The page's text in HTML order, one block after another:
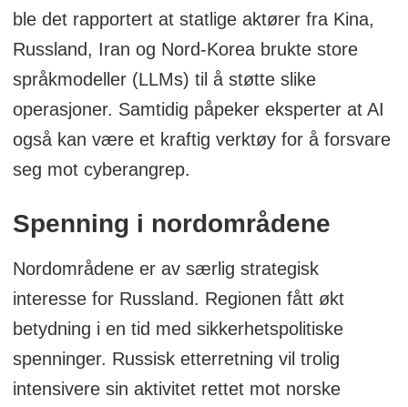
ble det rapportert at statlige aktører fra Kina,
Russland, Iran og Nord-Korea brukte store
språkmodeller (LLMs) til å støtte slike
operasjoner. Samtidig påpeker eksperter at AI
også kan være et kraftig verktøy for å forsvare
seg mot cyberangrep.
Spenning i nordområdene
Nordområdene er av særlig strategisk
interesse for Russland. Regionen fått økt
betydning i en tid med sikkerhetspolitiske
spenninger. Russisk etterretning vil trolig
intensivere sin aktivitet rettet mot norske